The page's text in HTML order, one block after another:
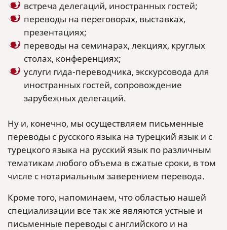
встреча делегаций, иностранных гостей;
переводы на переговорах, выставках,
презентациях;
переводы на семинарах, лекциях, круглых
столах, конференциях;
услуги гида-переводчика, экскурсовода для
иностранных гостей, сопровождение
зарубежных делегаций.
Ну и, конечно, мы осуществляем письменные
переводы с русского языка на турецкий язык и с
турецкого языка на русский язык по различным
тематикам любого объема в сжатые сроки, в том
числе с нотариальным заверением перевода.
Кроме того, напоминаем, что областью нашей
специализации все так же являются устные и
письменные переводы с английского и на